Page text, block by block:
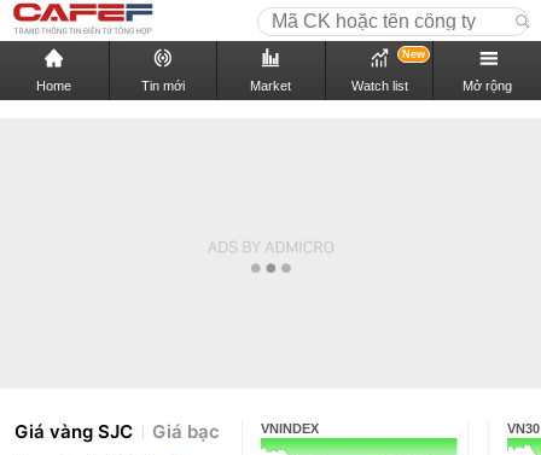
Home Tin mới Market Watch list
New
Mở rộng
Giá vàng SJC Giá bạc VNINDEX VN30